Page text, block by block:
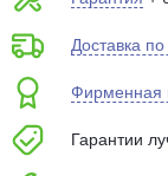
Доставка
Фирменная
Гарантии